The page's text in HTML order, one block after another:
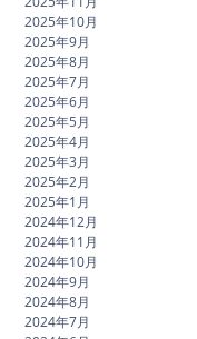
2025年10月
2025年9月
2025年8月
2025年7月
2025年6月
2025年5月
2025年4月
2025年3月
2025年2月
2025年1月
2024年12月
2024年11月
2024年10月
2024年9月
2024年8月
2024年7月